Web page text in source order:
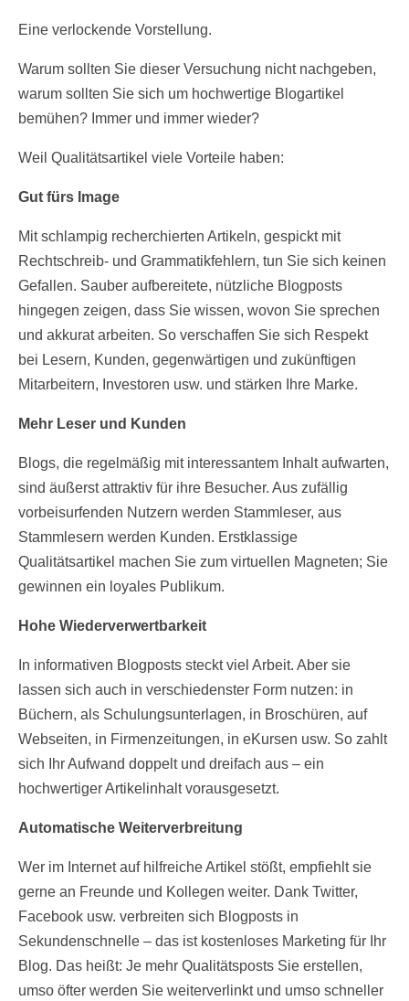
Eine verlockende Vorstellung.
Warum sollten Sie dieser Versuchung nicht nachgeben,
warum sollten Sie sich um hochwertige Blogartikel
bemühen? Immer und immer wieder?
Weil Qualitätsartikel viele Vorteile haben:
Gut fürs Image
Mit schlampig recherchierten Artikeln, gespickt mit
Rechtschreib- und Grammatikfehlern, tun Sie sich keinen
Gefallen. Sauber aufbereitete, nützliche Blogposts
hingegen zeigen, dass Sie wissen, wovon Sie sprechen
und akkurat arbeiten. So verschaffen Sie sich Respekt
bei Lesern, Kunden, gegenwärtigen und zukünftigen
Mitarbeitern, Investoren usw. und stärken Ihre Marke.
Mehr Leser und Kunden
Blogs, die regelmäßig mit interessantem Inhalt aufwarten,
sind äußerst attraktiv für ihre Besucher. Aus zufällig
vorbeisurfenden Nutzern werden Stammleser, aus
Stammlesern werden Kunden. Erstklassige
Qualitätsartikel machen Sie zum virtuellen Magneten; Sie
gewinnen ein loyales Publikum.
Hohe Wiederverwertbarkeit
In informativen Blogposts steckt viel Arbeit. Aber sie
lassen sich auch in verschiedenster Form nutzen: in
Büchern, als Schulungsunterlagen, in Broschüren, auf
Webseiten, in Firmenzeitungen, in eKursen usw. So zahlt
sich Ihr Aufwand doppelt und dreifach aus – ein
hochwertiger Artikelinhalt vorausgesetzt.
Automatische Weiterverbreitung
Wer im Internet auf hilfreiche Artikel stößt, empfiehlt sie
gerne an Freunde und Kollegen weiter. Dank Twitter,
Facebook usw. verbreiten sich Blogposts in
Sekundenschnelle – das ist kostenloses Marketing für Ihr
Blog. Das heißt: Je mehr Qualitätsposts Sie erstellen,
umso öfter werden Sie weiterverlinkt und umso schneller